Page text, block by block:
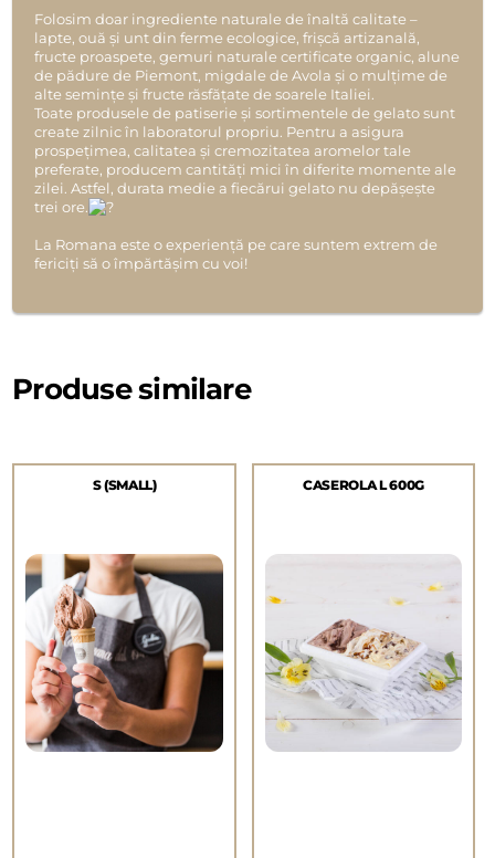
Folosim doar ingrediente naturale de înaltă calitate –
lapte, ouă și unt din ferme ecologice, frișcă artizanală,
fructe proaspete, gemuri naturale certificate organic, alune
de pădure de Piemont, migdale de Avola și o mulțime de
alte semințe și fructe răsfățate de soarele Italiei.
Toate produsele de patiserie și sortimentele de gelato sunt
create zilnic în laboratorul propriu. Pentru a asigura
prospețimea, calitatea și cremozitatea aromelor tale
preferate, producem cantități mici în diferite momente ale
zilei. Astfel, durata medie a fiecărui gelato nu depășește
trei ore.
La Romana este o experiență pe care suntem extrem de
fericiți să o împărtășim cu voi!
Produse similare
S (SMALL) CASEROLA L 600G